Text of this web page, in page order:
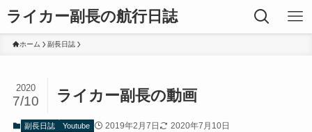
ライカー副長の航行日誌
ホーム 副長日誌
ライカー副長の動画
2020
7/10
副長日誌 Youtube 2019年2月7日 2020年7月10日